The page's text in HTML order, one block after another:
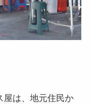
屋は、地元住民か